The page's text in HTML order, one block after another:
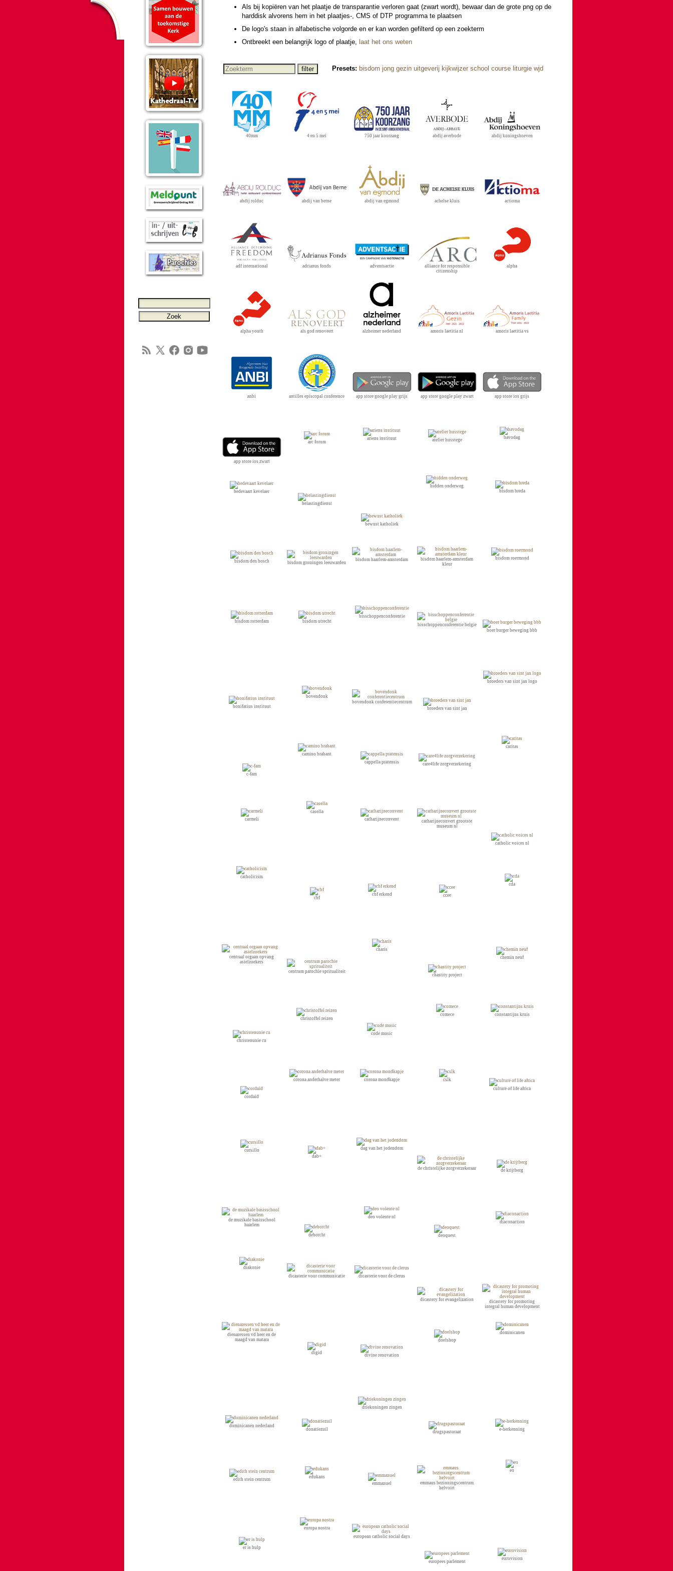
Als bij kopiëren van het plaatje de tran­spa­ran­tie verloren gaat (zwart wordt), bewaar dan de grote png op de
harddisk alvorens hem in het plaatjes-, CMS of DTP pro­gram­ma te plaatsen
De logo's staan in alfabe­tische volgorde en er kan wor­den gefilterd op een zoekterm
Ontbreekt een be­lang­rijk logo of plaatje, laat het ons weten
Presets: bisdom jong gezin uitgeverij kijkwijzer school course liturgie wjd
40mm 4 en 5 mei 750 jaar koorzang abdij averbode abdij koningshoeven
abdij rolduc abdij van berne abdij van egmond achelse kluis actioma
adf international adrianus fonds adventsactie
alliance for responsible
citizenship
alpha
alpha youth als god renoveert alzheimer nederland amoris laetitia nl amoris laetitia vs
anbi antilles episcopal conference app store google play grijs app store google play zwart app store ios grijs
app store ios zwart
arc forum
ariens instituut atelier husstege bavodag
bedevaart kevelaer
belastingdienst
bewust katholiek
bidden onderweg
bisdom breda
bisdom den bosch bisdom groningen leeuwarden
bisdom haarlem-amsterdam
bisdom haarlem-amsterdam
kleur
bisdom roermond
bisdom rotterdam bisdom utrecht
bisschoppenconferentie
bisschoppenconferentie belgie
boer burger beweging bbb
bonifatius instituut
bovendonk
bovendonk conferentiecentrum
broeders van sint jan
broeders van sint jan logo
c-fam
camino brabant
cappella pratensis
care4life zorgverzekering
caritas
carmeli
casella
catharijneconvent
catharijneconvert grootste
museum nl
catholic voices nl
catholicism
cbf
cbf erkend ccee
cda
centraal orgaan opvang
asielzoekers
centrum parochie spritualiteit
charis
chastity project
chemin neuf
christenunie cu
christoffel reizen
code music
comece constantijns kruis
cordaid
corona anderhalve meter corona mondkapje
cslk
culture of life africa
cursillo
dab+
dag van het jodendom
de christelijke zorgverzekeraar de krijtberg
de muzikale basisschool
haarlem
deborcht
deo volente nl
deoquest
diaconaction
diakonie
dicasterie voor communicatie
dicasterie voor de clerus
dicastery for evangelization
dicastery for promoting
integral human development
dienaressen vd heer en de
maagd van matara
digid divine renovation
doelshop
dominicanen
dominicanen nederland
donatiezuil
driekoningen zingen
drugspastoraat e-herkenning
edith stein centrum
edukans
emmanuel
emmaus bezinningscentrum
helvoirt
eo
er is hulp
europa nostra
european catholic social days
europees parlement
eurovision